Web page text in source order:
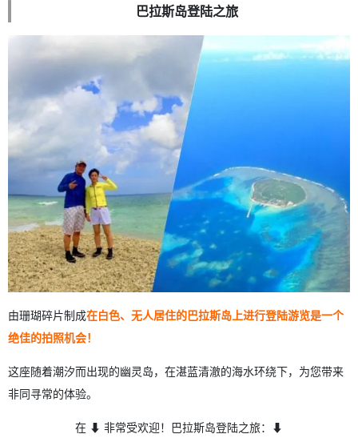
巴拉斯岛登陆之旅
由珊瑚碎片制成在白色、无人居住的巴拉斯岛上进行登陆游览是一个
绝佳的拍照机会！
这座随着潮汐而出现的幽灵岛，在湛蓝清澈的海水环绕下，为您带来
非同寻常的体验。
在 ⬇︎ 非常受欢迎！巴拉斯岛登陆之旅：⬇︎